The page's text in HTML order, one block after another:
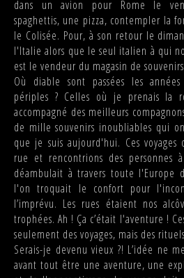
bio
contact
facebook
instagram
version
dans un avion pour Rome le
spaghettis, une pizza, contempler la
le Colisée. Pour, à son retour le
l'Italie alors que le seul italien à qui
est le vendeur du magasin de
Où diable sont passées les
périples ? Celles où je prenais la
accompagné des meilleurs
de mille souvenirs inoubliables qui
que je suis aujourd'hui. Ces voyages
rue et rencontrions des
déambulait à travers toute l'Europe
l'on troquait le confort pour
l’imprévu. Les rues étaient nos
trophées. Ah ! Ça c’était l'aventure !
seulement des voyages, mais des
Serais-je devenu vieux ?! L’idée ne
avant tout être une aventure, une